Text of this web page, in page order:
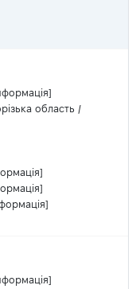
область /